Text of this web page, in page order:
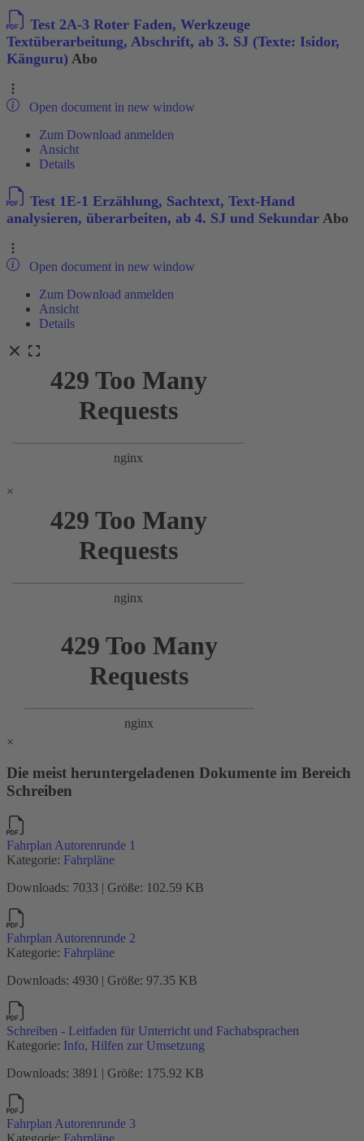
Test 2A-3 Roter Faden, Werkzeuge
Textüberarbeitung, Abschrift, ab 3. SJ (Texte: Isidor,
Känguru) Abo
Open document in new window
Zum Download anmelden
Ansicht
Details
Test 1E-1 Erzählung, Sachtext, Text-Hand
analysieren, überarbeiten, ab 4. SJ und Sekundar Abo
Open document in new window
Zum Download anmelden
Ansicht
Details
×
×
Die meist heruntergeladenen Dokumente im Bereich
Schreiben
Fahrplan Autorenrunde 1
Kategorie: Fahrpläne
Downloads: 7033 | Größe: 102.59 KB
Fahrplan Autorenrunde 2
Kategorie: Fahrpläne
Downloads: 4930 | Größe: 97.35 KB
Schreiben - Leitfaden für Unterricht und Fachabsprachen
Kategorie: Info, Hilfen zur Umsetzung
Downloads: 3891 | Größe: 175.92 KB
Fahrplan Autorenrunde 3
Kategorie: Fahrpläne